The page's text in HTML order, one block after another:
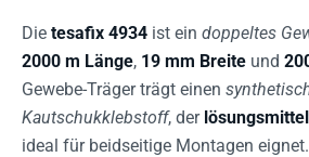
Die tesafix 4934 ist ein doppeltes
2000 m Länge, 19 mm Breite und
Gewebe-Träger trägt einen
Kautschukklebstoff, der
ideal für beidseitige Montagen eignet.